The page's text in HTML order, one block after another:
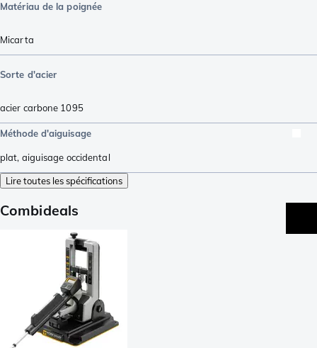
Matériau de la poignée
Micarta
Sorte d'acier
acier carbone 1095
Méthode d'aiguisage
plat, aiguisage occidental
Lire toutes les spécifications
Combideals